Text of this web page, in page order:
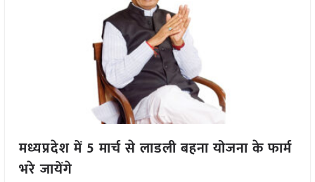
मध्यप्रदेश में 5 मार्च से लाडली बहना योजना के फार्म
भरे जायेंगे